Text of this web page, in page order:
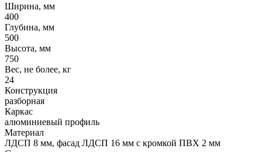
Ширина, мм
400
Глубина, мм
500
Высота, мм
750
Вес, не более, кг
24
Конструкция
разборная
Каркас
алюминиевый профиль
Материал
ЛДСП 8 мм, фасад ЛДСП 16 мм с кромкой ПВХ 2 мм